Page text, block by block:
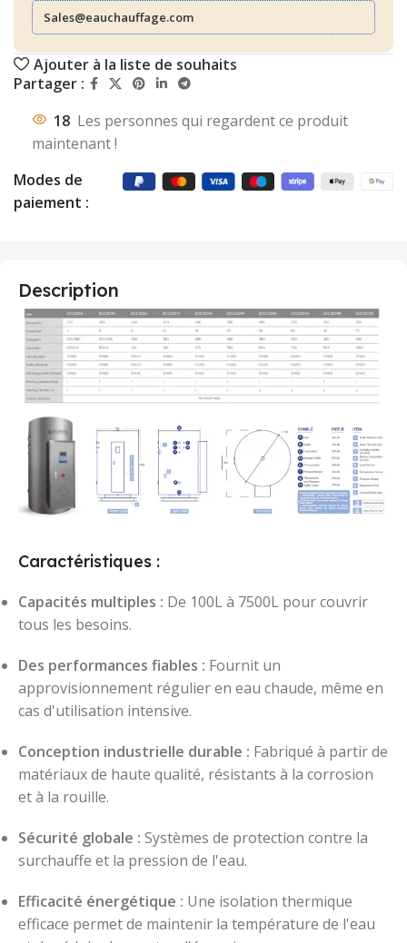
Sales@eauchauffage.com
Ajouter à la liste de souhaits
Partager :
18 Les personnes qui regardent ce produit
maintenant !
Modes de
paiement :
Description
Caractéristiques :
Capacités multiples : De 100L à 7500L pour couvrir
tous les besoins.
Des performances fiables : Fournit un
approvisionnement régulier en eau chaude, même en
cas d'utilisation intensive.
Conception industrielle durable : Fabriqué à partir de
matériaux de haute qualité, résistants à la corrosion
et à la rouille.
Sécurité globale : Systèmes de protection contre la
surchauffe et la pression de l'eau.
Efficacité énergétique : Une isolation thermique
efficace permet de maintenir la température de l'eau